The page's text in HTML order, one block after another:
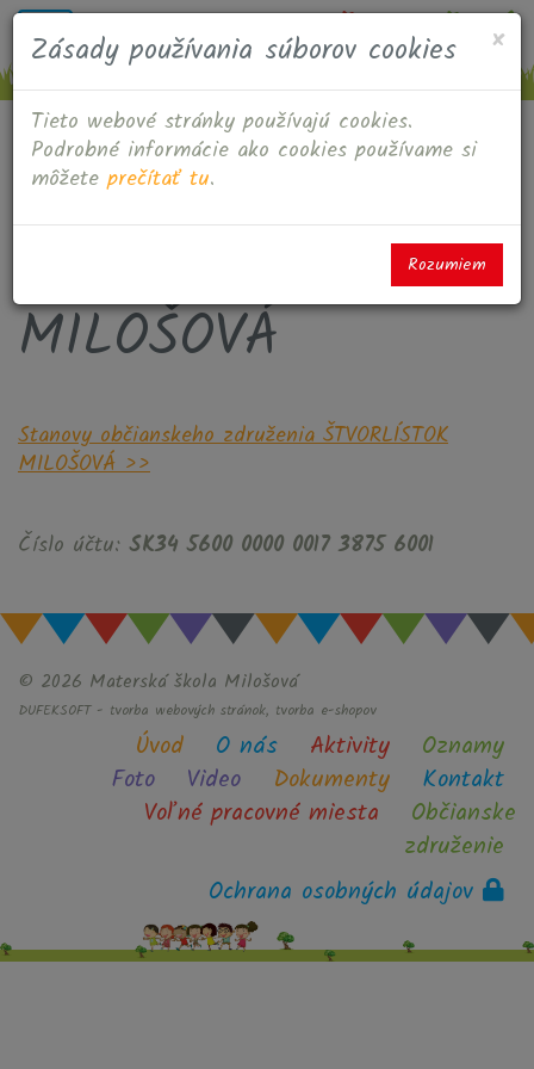
Toggle
navigation
MŠ MILOŠOVÁ
Občianske združenie
MILOŠOVÁ
Stanovy občianskeho združenia ŠTVORLÍSTOK
MILOŠOVÁ >>
Číslo účtu: SK34 5600 0000 0017 3875 6001
© 2026 Materská škola Milošová
DUFEKSOFT- tvorba webových stránok, tvorba e-shopov
Úvod O nás Aktivity
Oznamy
Foto
Video Dokumenty
Kontakt
Voľné pracovné miesta
Občianske
združenie
Ochrana osobných údajov
×
Zásady používania súborov cookies
Tieto webové stránky používajú cookies.
Podrobné informácie ako cookies používame si
môžeteprečítať tu.
Rozumiem